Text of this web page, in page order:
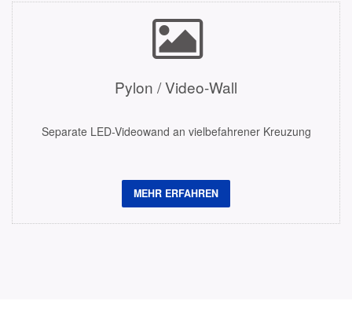
Pylon / Video-Wall
Separate LED-Videowand an vielbefahrener Kreuzung
MEHR ERFAHREN